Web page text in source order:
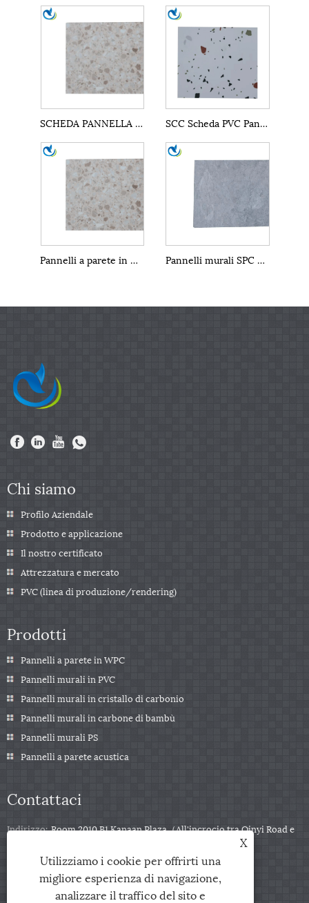
SCHEDA PANNELLA DI SPC SPC STONE SCHE SCHEDA SCC Scheda PVC Pannello in polvere Pannello di costruzione
Pannelli a parete in materiale plastico per decorazioni interne SPC Pannelli murali SPC per la decorazione domestica di vendita calda
Chi siamo
Profilo Aziendale
Prodotto e applicazione
Il nostro certificato
Attrezzatura e mercato
PVC (linea di produzione/rendering)
Prodotti
Pannelli a parete in WPC
Pannelli murali in PVC
Pannelli murali in cristallo di carbonio
Pannelli murali in carbone di bambù
Pannelli murali PS
Pannelli a parete acustica
Contattaci
Indirizzo: Room 2010 B1 Kanaan Plaza（All'incrocio tra Qinyi Road e
+86-0573-85859222
info@zjarris.com
X
Utilizziamo i cookie per offrirti una
migliore esperienza di navigazione,
analizzare il traffico del sito e